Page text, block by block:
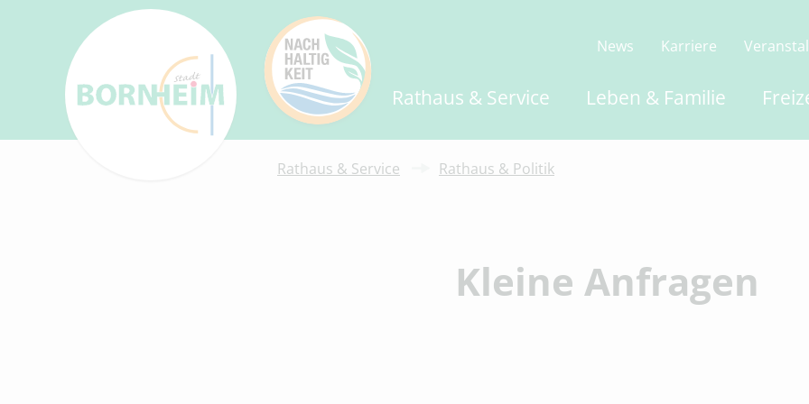
Rathaus & Service Leben & Familie
News Karriere
Rathaus & Service Rathaus & Politik
Kleine Anfragen